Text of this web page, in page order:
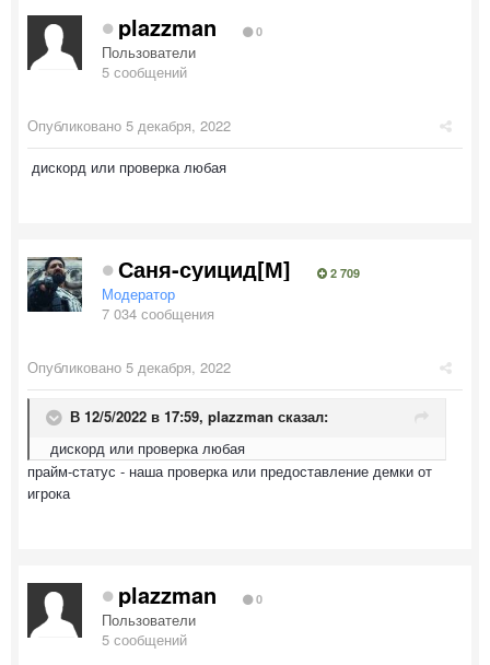
plazzman 0
Пользователи
5 сообщений
Опубликовано 5 декабря, 2022
дискорд или проверка любая
Саня-суицид[М] 2 709
Модератор
7 034 сообщения
Опубликовано 5 декабря, 2022
В 12/5/2022 в 17:59, plazzman сказал:
дискорд или проверка любая
прайм-статус - наша проверка или предоставление демки от
игрока
plazzman 0
Пользователи
5 сообщений